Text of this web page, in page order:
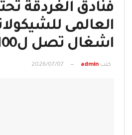
فنادق الغردقة
العالمى
اشغال تصل ل100%
كتب admin
2026/07/07